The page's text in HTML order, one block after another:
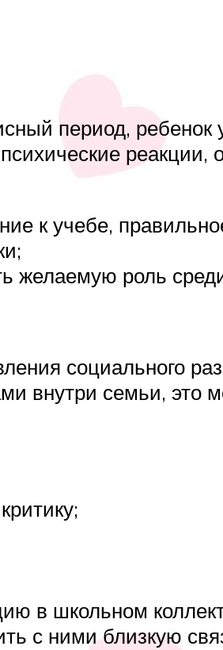
период,
реакции,
к учебе,
желаемую роль
социального
внутри семьи, это
в школьном
с ними близкую